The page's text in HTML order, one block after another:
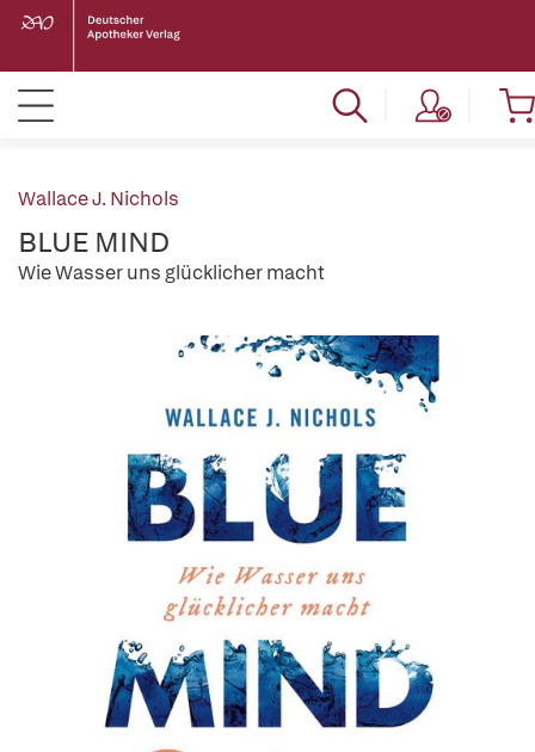
Wallace J. Nichols
BLUE MIND
Wie Wasser uns glücklicher macht